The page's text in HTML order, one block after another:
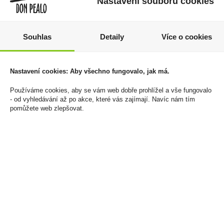
Teresa Rizzi
149 Kč
Cena za:1 ks
více než 500 ks
rosé 0,5l Villa D'Or
59 Kč
Cena za:
Souhlas Detaily Více o cookies
Nastavení cookies: Aby všechno fungovalo, jak má.
Používáme cookies, aby se vám web dobře prohlížel a vše fungovalo
- od vyhledávání až po akce, které vás zajímají. Navíc nám tím
pomůžete web zlepšovat.